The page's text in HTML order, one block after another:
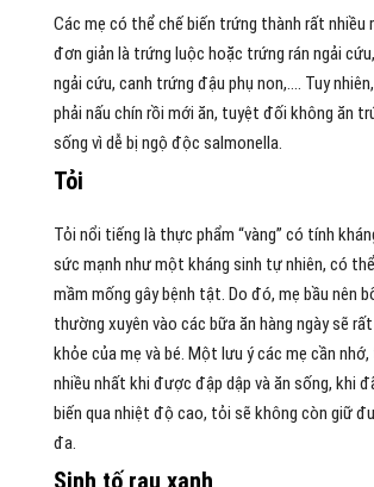
Các mẹ có thể chế biến trứng thành rất nhiều
đơn giản là trứng luộc hoặc trứng rán ngải
ngải cứu, canh trứng đậu phụ non,…. Tuy
phải nấu chín rồi mới ăn, tuyệt đối không ăn
sống vì dễ bị ngộ độc salmonella.
Tỏi
Tỏi nổi tiếng là thực phẩm “vàng” có tính
sức mạnh như một kháng sinh tự nhiên, có
mầm mống gây bệnh tật. Do đó, mẹ bầu nên
thường xuyên vào các bữa ăn hàng ngày sẽ
khỏe của mẹ và bé. Một lưu ý các mẹ cần
nhiều nhất khi được đập dập và ăn sống, khi
biến qua nhiệt độ cao, tỏi sẽ không còn giữ
đa.